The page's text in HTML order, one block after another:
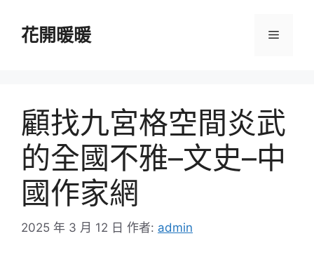
花開暖暖 選
顧找九宮格空間炎武
的全國不雅–文史–中
國作家網
2025 年 3 月 12 日 作者: admin